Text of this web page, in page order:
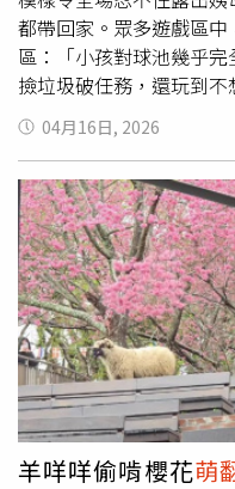
才展現，而是在生活中的
滿愛意，更呼籲大家別
愛你」。貼文曝光後，
聖，紛紛留言表示，「
人」、「全英文手寫太
「媽媽一定感動哭了」
親節已提前訂好餐廳，
慶祝。她笑說，一直以
在媽媽跟婆婆面前還煮
起過節？林心如則坦言
排，可能因檔期缺席。
實是媽媽與婆婆，「他
話展現夫妻間自然又溫
其實就相當貼心，像是
海豚還睡眼惺忪，也會
讓她感到窩心。
都帶回家。眾多遊戲區
區：「小孩對球池幾乎
撿垃圾破任務，還玩到
鍾，現場播放起洗腦神
資深小粉絲的專業，不
邊揮手一邊精準地比出鯊
感想，湘荷媽媽直言是
運動，又兼顧趣味性，
記者會上，除了萌娃湘
小主、蕭遙，以及囧囧
參與。他們紛紛表示，
並實踐環保，非常有意
體驗與肢體發展的互動
促進作用。
04月16日, 2026
羊咩咩偷啃櫻花萌